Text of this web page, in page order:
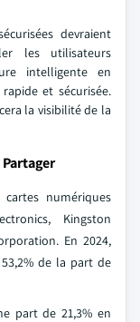
devraient
les utilisateurs
intelligente en
et sécurisée.
la visibilité de la
numériques
Kingston
En 2024,
de la part de
part de 21,3% en